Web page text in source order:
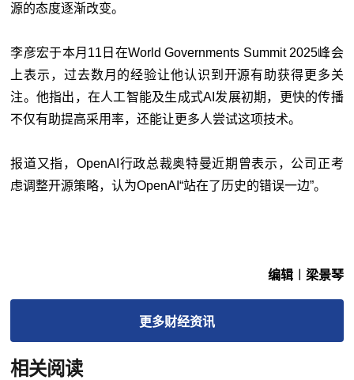
源的态度逐渐改变。
李彦宏于本月11日在World Governments Summit 2025峰会
上表示，过去数月的经验让他认识到开源有助获得更多关
注。他指出，在人工智能及生成式AI发展初期，更快的传播
不仅有助提高采用率，还能让更多人尝试这项技术。
报道又指，OpenAI行政总裁奥特曼近期曾表示，公司正考
虑调整开源策略，认为OpenAI“站在了历史的错误一边”。
编辑︱梁景琴
更多财经资讯
相关阅读